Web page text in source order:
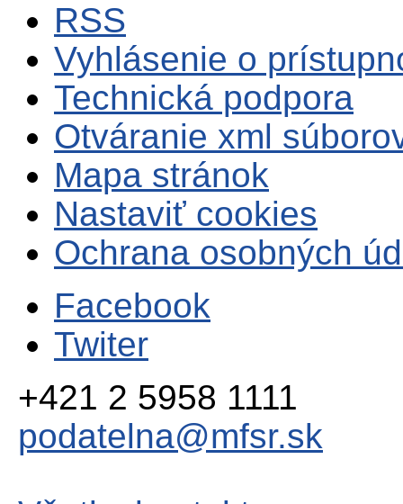
RSS
Vyhlásenie o
Technická podpora
Otváranie xml
Mapa stránok
Nastaviť cookies
Ochrana osobných
Facebook
Twiter
+421 2 5958 1111
podatelna@mfsr.sk